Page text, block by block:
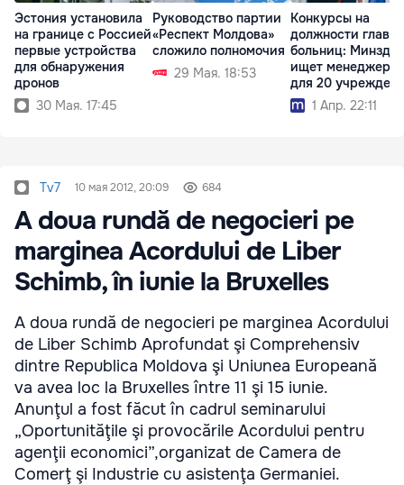
Эстония установила
на границе с Россией
первые устройства
для обнаружения
дронов
30 Мая. 17:45
Руководство партии
«Респект Молдова»
сложило полномочия
29 Мая. 18:53
Конкурсы на
должности глав
больниц:
ищет менеджеров
для 20
1 Апр. 22:11
Tv7 10 мая 2012, 20:09 684
A doua rundă de negocieri pe
marginea Acordului de Liber
Schimb, în iunie la Bruxelles
A doua rundă de negocieri pe marginea Acordului
de Liber Schimb Aprofundat şi Comprehensiv
dintre Republica Moldova şi Uniunea Europeană
va avea loc la Bruxelles între 11 şi 15 iunie.
Anunţul a fost făcut în cadrul seminarului
„Oportunităţile şi provocările Acordului pentru
agenţii economici”,organizat de Camera de
Comerţ şi Industrie cu asistenţa Germaniei.